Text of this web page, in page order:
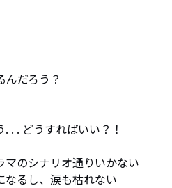
だろう？
. . どうすればいい？！
のシナリオ通りいかない
なるし、涙も枯れない